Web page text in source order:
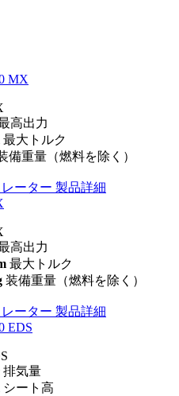
MX
高出力
最大トルク
備重量（燃料を除く）
ーター 製品詳細
高出力
最大トルク
装備重量（燃料を除く）
ーター 製品詳細
EDS
排気量
シート高